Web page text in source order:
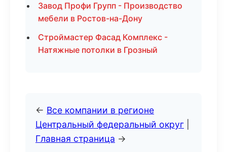
Завод Профи Групп - Производство
мебели в Ростов-на-Дону
Строймастер Фасад Комплекс -
Натяжные потолки в Грозный
← Все компании в регионе
Центральный федеральный округ
Главная страница →